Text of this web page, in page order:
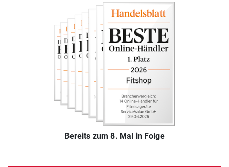
Bereits zum 8. Mal in Folge